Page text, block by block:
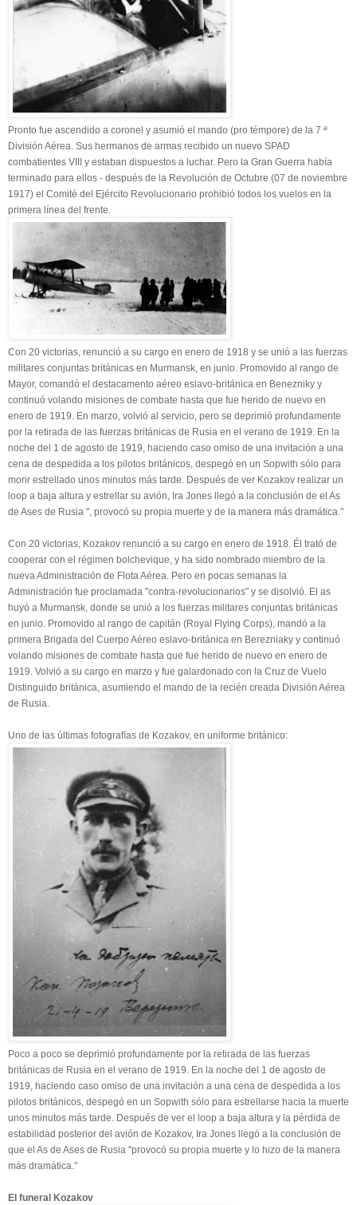
Pronto fue ascendido a coronel y asumió el mando (pro témpore) de la 7 ª
División Aérea. Sus hermanos de armas recibido un nuevo SPAD
combatientes VIII y estaban dispuestos a luchar. Pero la Gran Guerra había
terminado para ellos - después de la Revolución de Octubre (07 de noviembre
1917) el Comité del Ejército Revolucionario prohibió todos los vuelos en la
primera línea del frente.
Con 20 victorias, renunció a su cargo en enero de 1918 y se unió a las fuerzas
militares conjuntas británicas en Murmansk, en junio. Promovido al rango de
Mayor, comandó el destacamento aéreo eslavo-británica en Benezniky y
continuó volando misiones de combate hasta que fue herido de nuevo en
enero de 1919. En marzo, volvió al servicio, pero se deprimió profundamente
por la retirada de las fuerzas británicas de Rusia en el verano de 1919. En la
noche del 1 de agosto de 1919, haciendo caso omiso de una invitación a una
cena de despedida a los pilotos británicos, despegó en un Sopwith sólo para
morir estrellado unos minutos más tarde. Después de ver Kozakov realizar un
loop a baja altura y estrellar su avión, Ira Jones llegó a la conclusión de el As
de Ases de Rusia ", provocó su propia muerte y de la manera más dramática."
Con 20 victorias, Kozakov renunció a su cargo en enero de 1918. Él trató de
cooperar con el régimen bolchevique, y ha sido nombrado miembro de la
nueva Administración de Flota Aérea. Pero en pocas semanas la
Administración fue proclamada "contra-revolucionarios" y se disolvió. El as
huyó a Murmansk, donde se unió a los fuerzas militares conjuntas británicas
en junio. Promovido al rango de capitán (Royal Flying Corps), mandó a la
primera Brigada del Cuerpo Aéreo eslavo-británica en Berezniaky y continuó
volando misiones de combate hasta que fue herido de nuevo en enero de
1919. Volvió a su cargo en marzo y fue galardonado con la Cruz de Vuelo
Distinguido británica, asumiendo el mando de la recién creada División Aérea
de Rusia.
Uno de las últimas fotografías de Kozakov, en uniforme británico:
Poco a poco se deprimió profundamente por la retirada de las fuerzas
británicas de Rusia en el verano de 1919. En la noche del 1 de agosto de
1919, haciendo caso omiso de una invitación a una cena de despedida a los
pilotos británicos, despegó en un Sopwith sólo para estrellarse hacia la muerte
unos minutos más tarde. Después de ver el loop a baja altura y la pérdida de
estabilidad posterior del avión de Kozakov, Ira Jones llegó a la conclusión de
que el As de Ases de Rusia "provocó su propia muerte y lo hizo de la manera
más dramática."
El funeral Kozakov